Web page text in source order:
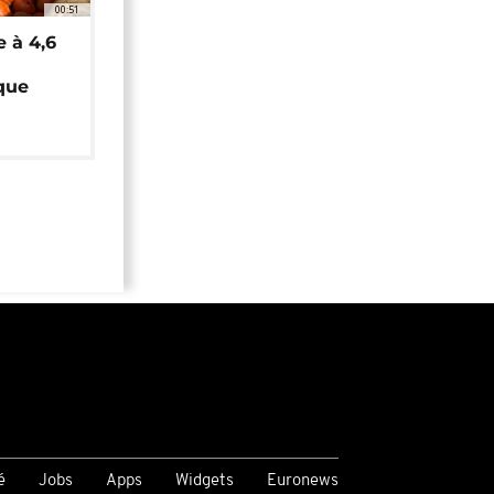
00:51
à 4,6
Jobs Apps Widgets Euronews